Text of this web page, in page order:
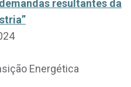
resultantes da
Energética